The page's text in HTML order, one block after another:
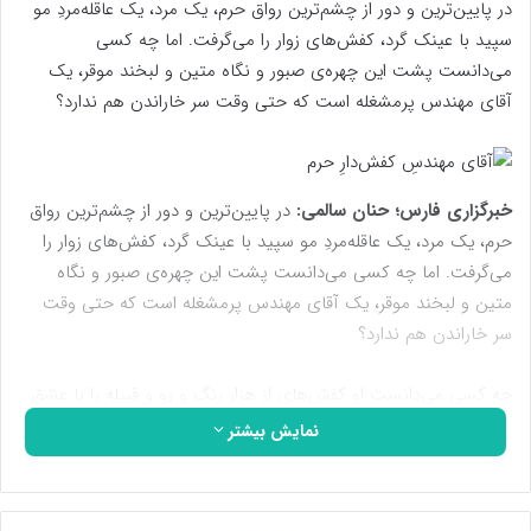
در پایین‌ترین و دور از چشم‌ترین رواق حرم، یک مرد، یک عاقله‌مردِ مو
سپید با عینک گرد، کفش‌های زوار را می‌گرفت. اما چه کسی
می‌دانست پشت این چهره‌ی صبور و نگاه متین و لبخند موقر، یک
آقای مهندس پرمشغله است که حتی وقت سر خاراندن هم ندارد؟
خبرگزاری فارس؛ حنان سالمی: در پایین‌ترین و دور از چشم‌ترین رواق
حرم، یک مرد، یک عاقله‌مردِ مو سپید با عینک گرد، کفش‌های زوار را
می‌گرفت. اما چه کسی می‌دانست پشت این چهره‌ی صبور و نگاه
متین و لبخند موقر، یک آقای مهندس پرمشغله است که حتی وقت
سر خاراندن هم ندارد؟
به سینه می‌چَسبانَد و بی‌سروصدا، خاک پای زائران حریم عشق را
سورمه‌ی چشم‌هایش می‌کند؟ راستش حتی خودم هم نمی‌دانستم اما
یک سوال، آن هم از سر کنجکاوی، سر صحبت را با آقای مهندسِ
کفش‌دارِ حرم باز کرد: «چرا خدمت توی کفش‌داری؟ بوی کفش‌ها
نمایش بیشتر